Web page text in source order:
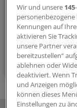
Zum
Wir und unsere 145
Kennungen auf
aktivieren Sie
unsere Partner
bereitzustellen“
ablehnen oder
deaktiviert. Wenn
und Anzeigen
können dieses
Einstellungen zu